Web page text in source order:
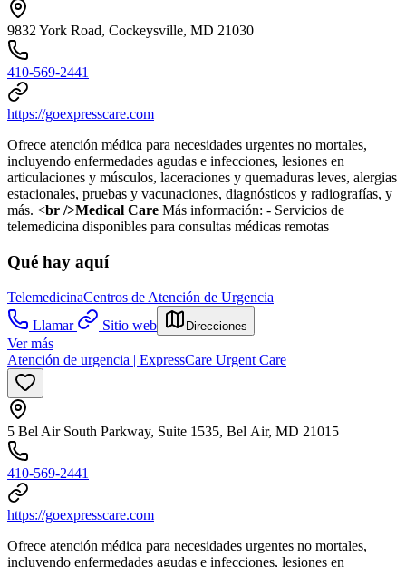
9832 York Road, Cockeysville, MD 21030
410-569-2441
https://goexpresscare.com
Ofrece atención médica para necesidades urgentes no mortales,
incluyendo enfermedades agudas e infecciones, lesiones en
articulaciones y músculos, laceraciones y quemaduras leves, alergias
estacionales, pruebas y vacunaciones, diagnósticos y radiografías, y
más. <br />Medical Care Más información: - Servicios de
telemedicina disponibles para consultas médicas remotas
Qué hay aquí
TelemedicinaCentros de Atención de Urgencia
Llamar
Sitio web Direcciones
Ver más
Atención de urgencia | ExpressCare Urgent Care
5 Bel Air South Parkway, Suite 1535, Bel Air, MD 21015
410-569-2441
https://goexpresscare.com
Ofrece atención médica para necesidades urgentes no mortales,
incluyendo enfermedades agudas e infecciones, lesiones en